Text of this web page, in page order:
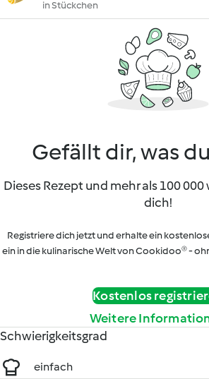
in Stückchen
Gefällt dir, was
Dieses Rezept und mehr als 100
dich!
Registriere dich jetzt und erhalte ein
ein in die kulinarische Welt von Cookidoo® -
Kostenlos
Weitere
Schwierigkeitsgrad
einfach